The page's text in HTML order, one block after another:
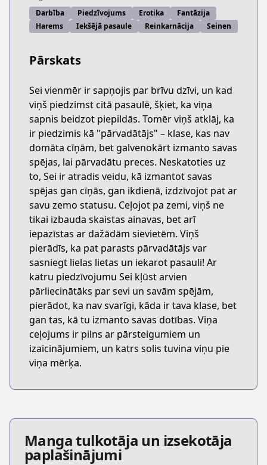
Darbība Piedzīvojums Erotika
Fantāzija
Harems
Iekšējā pasaule Reinkarnācija Seinen
Pārskats
Sei vienmēr ir sapņojis par brīvu dzīvi, un kad
viņš piedzimst citā pasaulē, šķiet, ka viņa
sapnis beidzot piepildās. Tomēr viņš atklāj, ka
ir piedzimis kā "pārvadātājs" – klase, kas nav
domāta cīņām, bet galvenokārt izmanto savas
spējas, lai pārvadātu preces. Neskatoties uz
to, Sei ir atradis veidu, kā izmantot savas
spējas gan cīņās, gan ikdienā, izdzīvojot pat ar
savu zemo statusu. Ceļojot pa zemi, viņš ne
tikai izbauda skaistas ainavas, bet arī
iepazīstas ar dažādām sievietēm. Viņš
pierādīs, ka pat parasts pārvadātājs var
sasniegt lielas lietas un iekarot pasauli! Ar
katru piedzīvojumu Sei kļūst arvien
pārliecinātāks par sevi un savām spējām,
pierādot, ka nav svarīgi, kāda ir tava klase, bet
gan tas, kā tu izmanto savas dotības. Viņa
ceļojums ir pilns ar pārsteigumiem un
izaicinājumiem, un katrs solis tuvina viņu pie
viņa mērķa.
Manga tulkotāja un izsekotāja
paplašinājumi